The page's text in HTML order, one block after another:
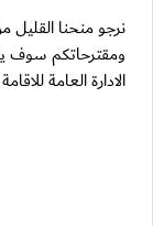
نرجو منحنا القليل
ومقترحاتكم سوف
الادارة العامة